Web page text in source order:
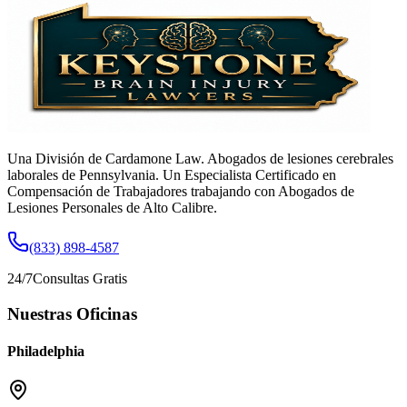
Una División de Cardamone Law. Abogados de lesiones cerebrales
laborales de Pennsylvania. Un Especialista Certificado en
Compensación de Trabajadores trabajando con Abogados de
Lesiones Personales de Alto Calibre.
(833) 898-4587
24/7Consultas Gratis
Nuestras Oficinas
Philadelphia